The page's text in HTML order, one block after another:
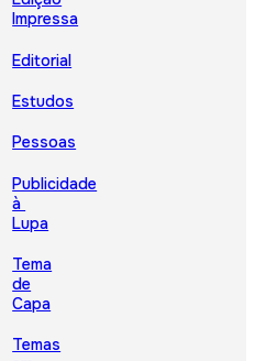
Impressa
Editorial
Estudos
Pessoas
Publicidade
à
Lupa
Tema
de
Capa
Temas